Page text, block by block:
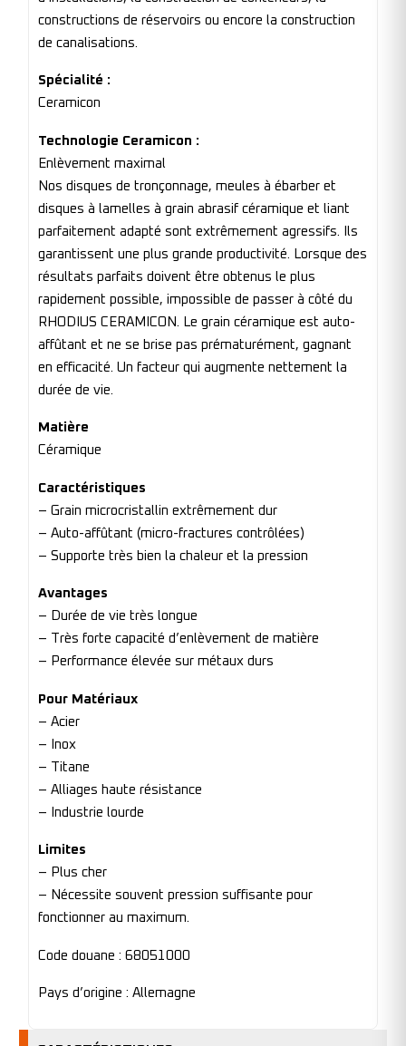
constructions de réservoirs ou encore la construction
de canalisations.
Spécialité :
Ceramicon
Technologie Ceramicon :
Enlèvement maximal
Nos disques de tronçonnage, meules à ébarber et
disques à lamelles à grain abrasif céramique et liant
parfaitement adapté sont extrêmement agressifs. Ils
garantissent une plus grande productivité. Lorsque des
résultats parfaits doivent être obtenus le plus
rapidement possible, impossible de passer à côté du
RHODIUS CERAMICON. Le grain céramique est auto-
affûtant et ne se brise pas prématurément, gagnant
en efficacité. Un facteur qui augmente nettement la
durée de vie.
Matière
Céramique
Caractéristiques
– Grain microcristallin extrêmement dur
– Auto-affûtant (micro-fractures contrôlées)
– Supporte très bien la chaleur et la pression
Avantages
– Durée de vie très longue
– Très forte capacité d’enlèvement de matière
– Performance élevée sur métaux durs
Pour Matériaux
– Acier
– Inox
– Titane
– Alliages haute résistance
– Industrie lourde
Limites
– Plus cher
– Nécessite souvent pression suffisante pour
fonctionner au maximum.
Code douane : 68051000
Pays d’origine : Allemagne